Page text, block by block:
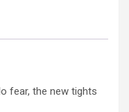
fear, the new tights